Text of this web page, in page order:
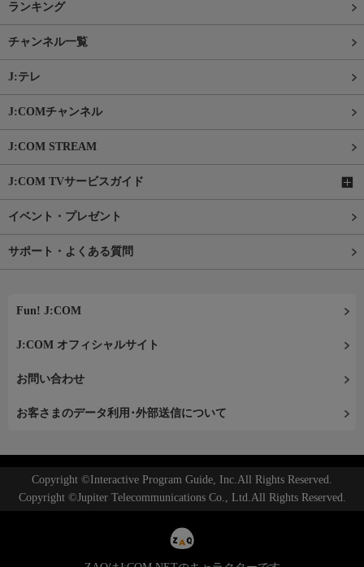
ランキング
チャンネル一覧
J:テレ
J:COMチャンネル
J:COM STREAM
J:COM TVサービスガイド
イベント・プレゼント
サポート・よくある質問
Fun! J:COM
J:COM オフィシャルサイト
お問い合わせ
お客さまのデータ利用･外部送信について
Copyright ©Interactive Program Guide, Inc.All Rights Reserved.
Copyright ©Jupiter Telecommunications Co., Ltd.All Rights Reserved.